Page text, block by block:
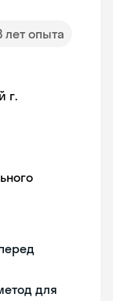
лет опыта
г.
для